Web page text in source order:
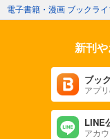
電子書籍・漫画 ブックラ
新刊
ブッ
アプ
LINE
アカ